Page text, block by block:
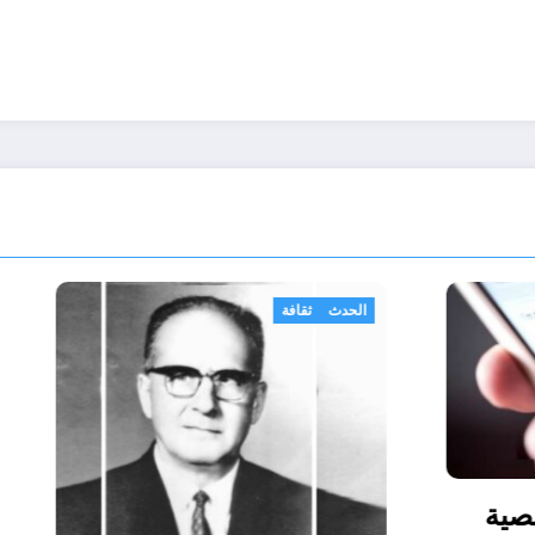
مجتمع
عندما ترسل رسالة نصية